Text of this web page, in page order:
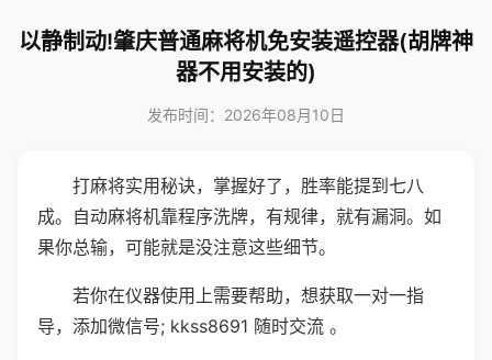
以静制动!肇庆普通麻将机免安装遥控器(胡牌神
器不用安装的)
发布时间：2026年08月10日
打麻将实用秘诀，掌握好了，胜率能提到七八
成。自动麻将机靠程序洗牌，有规律，就有漏洞。如
果你总输，可能就是没注意这些细节。
若你在仪器使用上需要帮助，想获取一对一指
导，添加微信号; kkss8691 随时交流 。